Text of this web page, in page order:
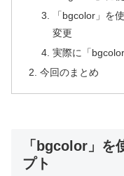
「bgcolor」を
変更
実際に「
今回のまとめ
「bgcolor」を
プト